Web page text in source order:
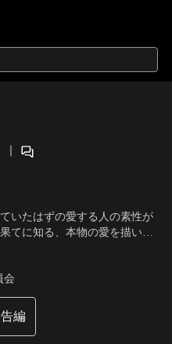
｜
いたはずの愛する人の素性が
てに知る、本物の愛を描いた
た本作、企画者はCM界の若
がける。
会
編